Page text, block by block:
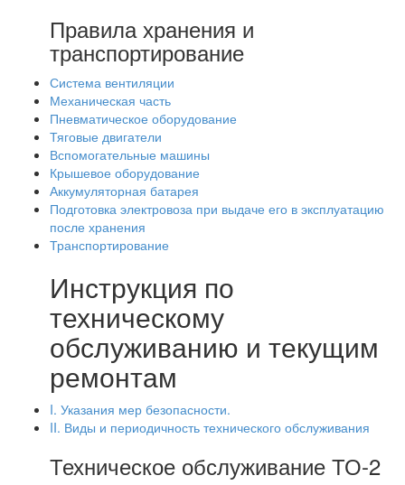
Правила хранения и
транспортирование
Система вентиляции
Механическая часть
Пневматическое оборудование
Тяговые двигатели
Вспомогательные машины
Крышевое оборудование
Аккумуляторная батарея
Подготовка электровоза при выдаче его в эксплуатацию
после хранения
Транспортирование
Инструкция по
техническому
обслуживанию и текущим
ремонтам
I. Указания мер безопасности.
II. Виды и периодичность технического обслуживания
Техническое обслуживание ТО-2